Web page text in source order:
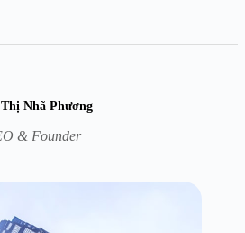
Nhã Phương
& Founder